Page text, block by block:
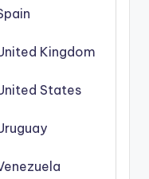
Kingdom
States